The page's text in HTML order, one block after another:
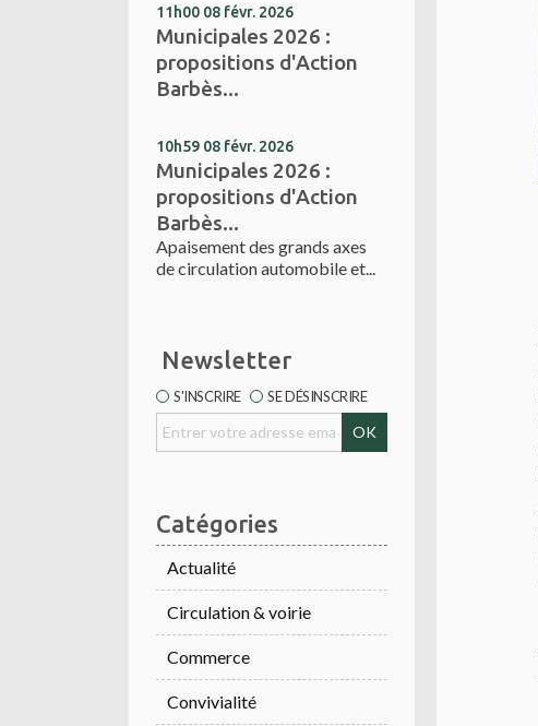
11h00 08 févr. 2026
Municipales 2026 :
propositions d'Action
Barbès...
10h59 08 févr. 2026
Municipales 2026 :
propositions d'Action
Barbès...
Apaisement des grands axes
de circulation automobile et...
Newsletter
S'INSCRIRE SE DÉSINSCRIRE
Catégories
Actualité
Circulation & voirie
Commerce
Convivialité